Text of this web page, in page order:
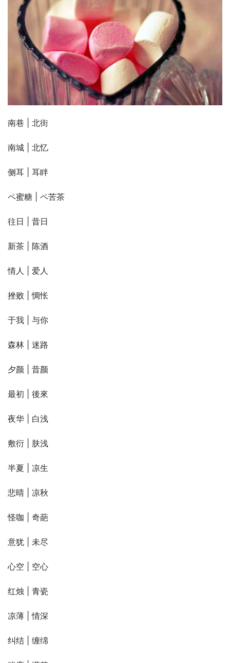
南巷 | 北街
南城 | 北忆
侧耳 | 耳眫
ペ蜜糖 | ペ苦茶
往日 | 昔日
新茶 | 陈酒
情人 | 爱人
挫败 | 惆怅
于我 | 与你
森林 | 迷路
夕颜 | 昔颜
最初 | 後來
夜华 | 白浅
敷衍 | 肤浅
半夏 | 凉生
悲晴 | 凉秋
怪咖 | 奇葩
意犹 | 未尽
心空 | 空心
红烛 | 青瓷
凉薄 | 情深
纠结 | 缠绵